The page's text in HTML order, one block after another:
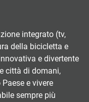
integrato (tv,
della bicicletta e
e divertente
città di domani,
e vivere
sempre più